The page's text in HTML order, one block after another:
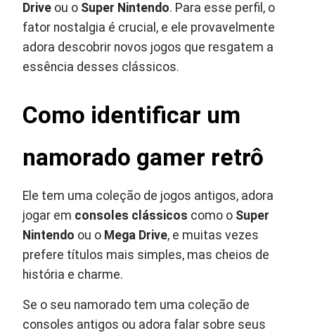
Drive ou o Super Nintendo. Para esse perfil, o
fator nostalgia é crucial, e ele provavelmente
adora descobrir novos jogos que resgatem a
essência desses clássicos.
Como identificar um
namorado gamer retrô
Ele tem uma coleção de jogos antigos, adora
jogar em consoles clássicos como o Super
Nintendo ou o Mega Drive, e muitas vezes
prefere títulos mais simples, mas cheios de
história e charme.
Se o seu namorado tem uma coleção de
consoles antigos ou adora falar sobre seus